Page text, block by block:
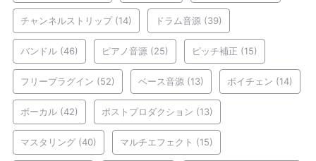
チャンネルストリップ(14) ドラム音源 (39)
バンドル (46) ピアノ音源 (25) ピッチ補正 (15)
フリープラグイン (52) ベース音源 (13) ボイチェン (14)
ボーカル (42) ポストプロダクション (13)
マスタリング (40) マルチエフェクト (15)